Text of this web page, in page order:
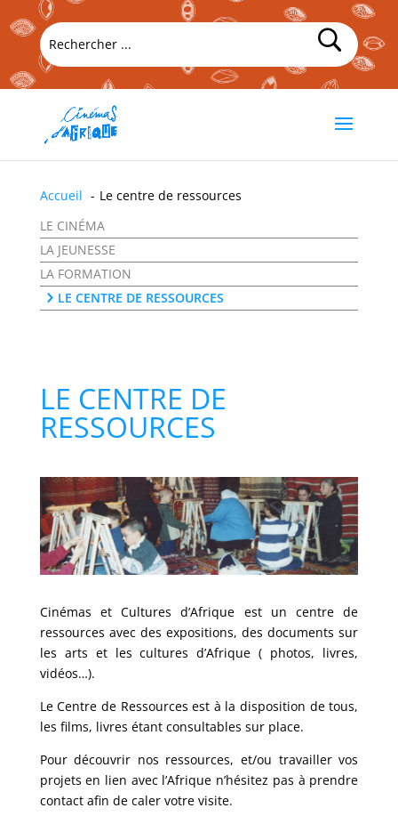
Accueil
Le centre de ressources
LE CINÉMA
LA JEUNESSE
LA FORMATION
LE CENTRE DE RESSOURCES
LE CENTRE DE
RESSOURCES
Cinémas et Cultures d’Afrique est un centre de
ressources avec des expositions, des documents sur
les arts et les cultures d’Afrique ( photos, livres,
vidéos…).
Le Centre de Ressources est à la disposition de tous,
les films, livres étant consultables sur place.
Pour découvrir nos ressources, et/ou travailler vos
projets en lien avec l’Afrique n’hésitez pas à prendre
contact afin de caler votre visite.